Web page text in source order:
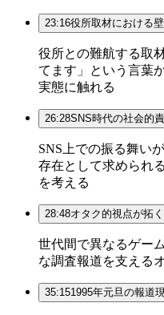
23:16役所取材における
役所との難航する取
てます」という言葉
実態に触れる
26:28SNS時代の社会的
SNS上での振る舞い
存在として求められ
を考える
28:48オタク的視点が拓
世代間で異なるゲー
な調査報道を支える
35:151995年元旦の報道